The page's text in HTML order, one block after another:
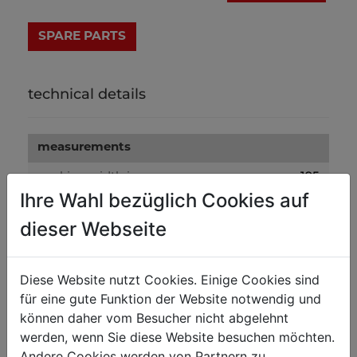
technical details
measurements
working width in mm 195
sheet metal working
max. sheet metal thickness in mm
weight
gross weight in kg
Ihre Wahl bezüglich Cookies auf
dieser Webseite
Diese Website nutzt Cookies. Einige Cookies sind
für eine gute Funktion der Website notwendig und
können daher vom Besucher nicht abgelehnt
werden, wenn Sie diese Website besuchen möchten.